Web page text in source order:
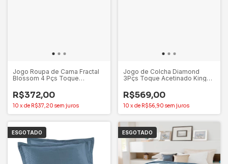
Jogo Roupa de Cama Fractal
Blossom 4 Pçs Toque
R$372,00
10 xde R$37,20 sem juros
Jogo de Colcha Diamond
3Pçs Toque Acetinado King
R$569,00
10 xde R$56,90 sem juros
ESGOTADO ESGOTADO